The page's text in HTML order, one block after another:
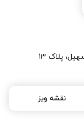
پلاک 13
نقشه ویز